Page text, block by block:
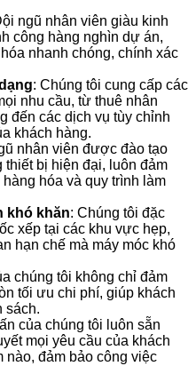
ngũ nhân viên giàu kinh
công hàng nghìn dự án,
nhanh chóng, chính xác
: Chúng tôi cung cấp các
nhu cầu, từ thuê nhân
đến các dịch vụ tùy chỉnh
khách hàng.
nhân viên được đào tạo
bị hiện đại, luôn đảm
hóa và quy trình làm
khó khăn: Chúng tôi đặc
xếp tại các khu vực hẹp,
hạn chế mà máy móc khó
chúng tôi không chỉ đảm
tối ưu chi phí, giúp khách
sách.
của chúng tôi luôn sẵn
mọi yêu cầu của khách
nào, đảm bảo công việc